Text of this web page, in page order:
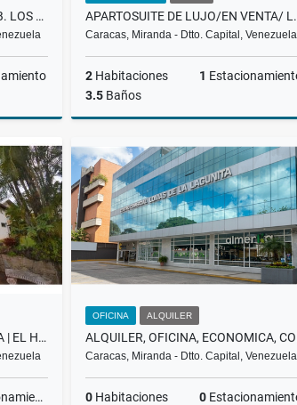
ALQUILER DE ANEXO # 1 / URB. LOS NARANJOS / EL HATILLO / PP
Alquiler
APARTOSUITE DE
Caracas, Miranda - Dtto. Capital, Venezuela
2 Habitaciones 1
3.5 Baños
US$501,885
CASA EN VENTA | LA LAGUNITA | EL HATILLO
OFICINA ALQUILER
Caracas, Miranda - Dtto. Capital, Venezuela
0 Habitaciones 0